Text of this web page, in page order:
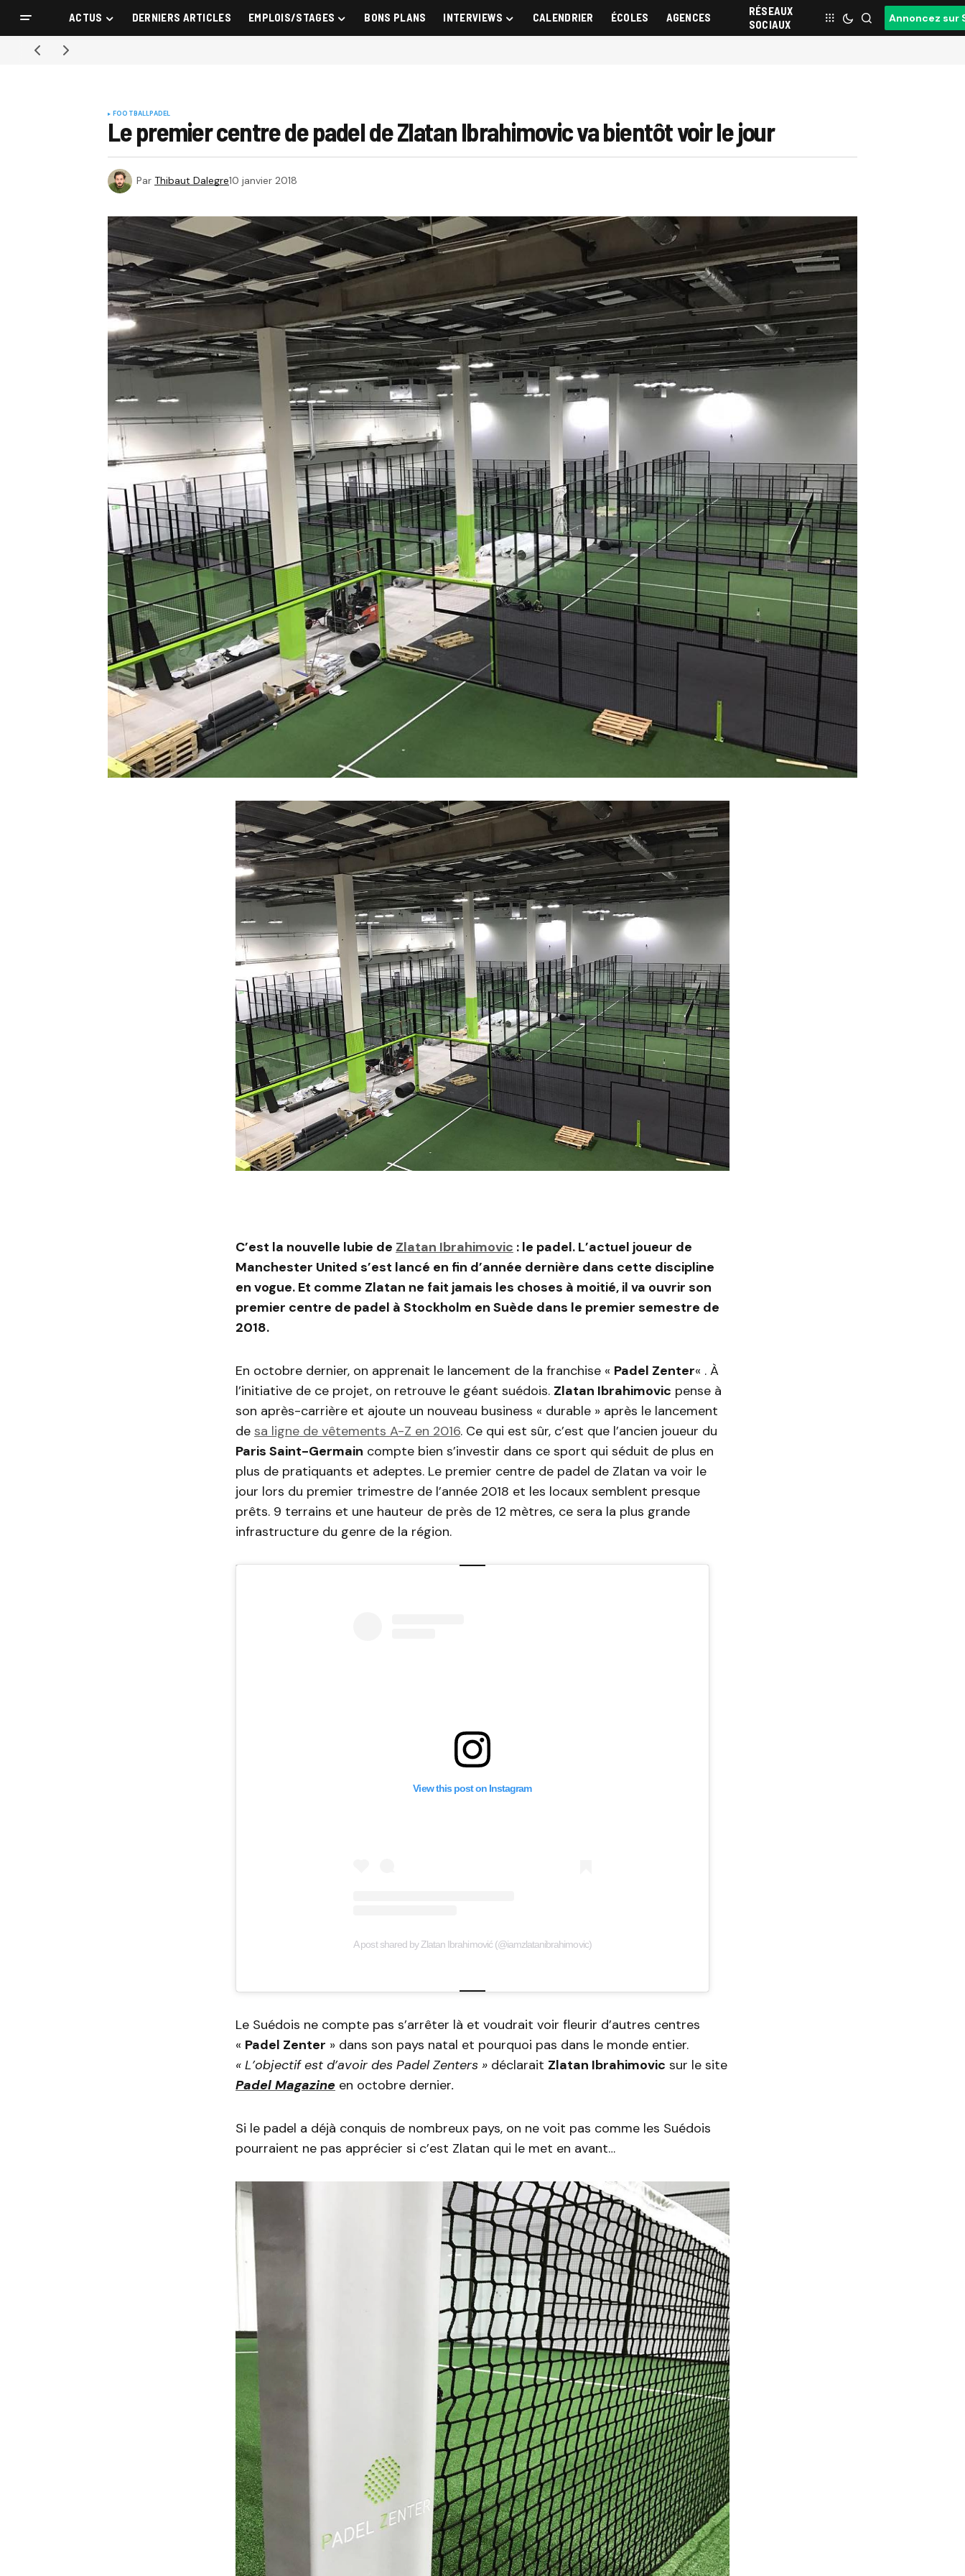
ACTUS DERNIERS ARTICLES EMPLOIS/STAGES BONS PLANS INTERVIEWS CALENDRIER ÉCOLES AGENCES
RÉSEAUX
SOCIAUX
Annoncez sur
FOOTBALLPADEL
Le premier centre de padel de Zlatan Ibrahimovic va bientôt voir le jour
Par Thibaut Dalegre10 janvier 2018
C’est la nouvelle lubie de Zlatan Ibrahimovic : le padel. L’actuel joueur de
Manchester United s’est lancé en fin d’année dernière dans cette discipline
en vogue. Et comme Zlatan ne fait jamais les choses à moitié, il va ouvrir son
premier centre de padel à Stockholm en Suède dans le premier semestre de
2018.
En octobre dernier, on apprenait le lancement de la franchise « Padel Zenter« . À
l’initiative de ce projet, on retrouve le géant suédois. Zlatan Ibrahimovic pense à
son après-carrière et ajoute un nouveau business « durable » après le lancement
de sa ligne de vêtements A-Z en 2016. Ce qui est sûr, c’est que l’ancien joueur du
Paris Saint-Germain compte bien s’investir dans ce sport qui séduit de plus en
plus de pratiquants et adeptes. Le premier centre de padel de Zlatan va voir le
jour lors du premier trimestre de l’année 2018 et les locaux semblent presque
prêts. 9 terrains et une hauteur de près de 12 mètres, ce sera la plus grande
infrastructure du genre de la région.
View this post on Instagram
A post shared by Zlatan Ibrahimović (@iamzlatanibrahimovic)
Le Suédois ne compte pas s’arrêter là et voudrait voir fleurir d’autres centres
« Padel Zenter » dans son pays natal et pourquoi pas dans le monde entier.
« L’objectif est d’avoir des Padel Zenters » déclarait Zlatan Ibrahimovic sur le site
Padel Magazine en octobre dernier.
Si le padel a déjà conquis de nombreux pays, on ne voit pas comme les Suédois
pourraient ne pas apprécier si c’est Zlatan qui le met en avant…